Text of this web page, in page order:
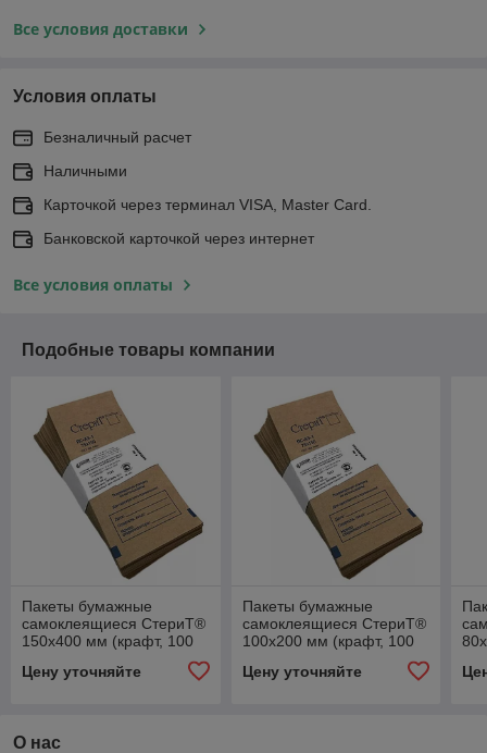
Все условия доставки
Условия оплаты
Безналичный расчет
Наличными
Карточкой через терминал VISA, Master Card.
Банковской карточкой через интернет
Все условия оплаты
Подобные товары компании
Пакеты бумажные
самоклеящиеся СтериТ®
150х400 мм (крафт, 100
Цену уточняйте
Пакеты бумажные
самоклеящиеся СтериТ®
100х200 мм (крафт, 100
Цену уточняйте
О нас